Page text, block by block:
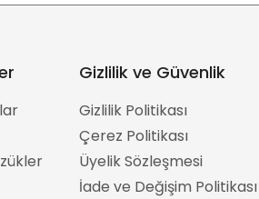
Gizlilik ve Güvenlik
Gizlilik Politikası
Çerez Politikası
Üyelik Sözleşmesi
İade ve Değişim Politikası